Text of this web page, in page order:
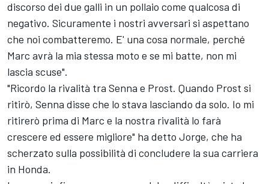
discorso dei due galli in un pollaio come qualcosa di
negativo. Sicuramente i nostri avversari si aspettano
che noi combatteremo. E' una cosa normale, perché
Marc avrà la mia stessa moto e se mi batte, non mi
lascia scuse".
"Ricordo la rivalità tra Senna e Prost. Quando Prost si
ritirò, Senna disse che lo stava lasciando da solo. Io mi
ritirerò prima di Marc e la nostra rivalità lo farà
crescere ed essere migliore" ha detto Jorge, che ha
scherzato sulla possibilità di concludere la sua carriera
in Honda.